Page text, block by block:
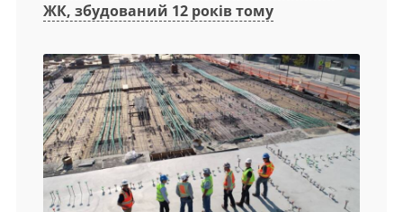
ЖК, збудований 12 років тому